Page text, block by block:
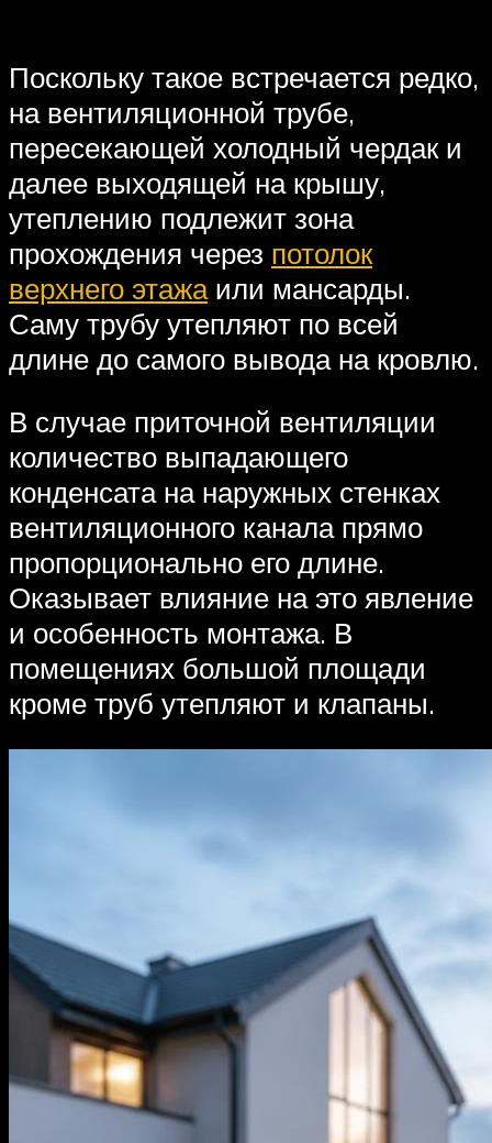
Поскольку такое встречается редко,
на вентиляционной трубе,
пересекающей холодный чердак и
далее выходящей на крышу,
утеплению подлежит зона
прохождения через потолок
верхнего этажаили мансарды.
Саму трубу утепляют по всей
длине до самого вывода на кровлю.
В случае приточной вентиляции
количество выпадающего
конденсата на наружных стенках
вентиляционного канала прямо
пропорционально его длине.
Оказывает влияние на это явление
и особенность монтажа. В
помещениях большой площади
кроме труб утепляют и клапаны.